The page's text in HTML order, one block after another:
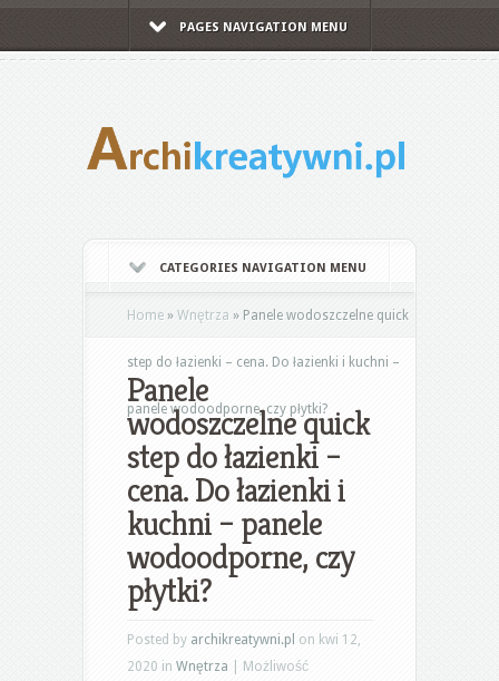
PAGES NAVIGATION MENU
CATEGORIES NAVIGATION MENU
Home » Wnętrza » Panele wodoszczelne quick
step do łazienki – cena. Do łazienki i kuchni –
panele wodoodporne, czy płytki?
Panele
wodoszczelne quick
step do łazienki –
cena. Do łazienki i
kuchni – panele
wodoodporne, czy
płytki?
Posted by archikreatywni.pl on kwi 12,
2020 in Wnętrza
Możliwość